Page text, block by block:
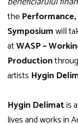
the
Symposiumwill
atWASP –
Production
artists Hygin
Hygin Delimatis
lives and works in